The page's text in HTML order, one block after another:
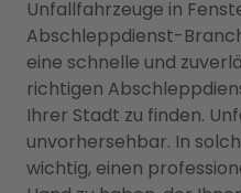
Unfallfahrzeuge in
Abschleppdienst-
eine schnelle und
richtigen
Ihrer Stadt zu finden.
unvorhersehbar. In
wichtig, einen